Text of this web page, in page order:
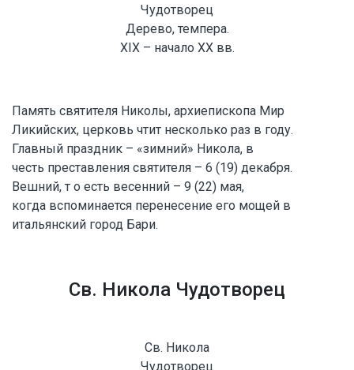
Чудотворец
Дерево, темпера.
XIX – начало XX вв.
Память святителя Николы, архиепископа Мир
Ликийских, церковь чтит несколько раз в году.
Главный праздник – «зимний» Никола, в
честь преставления святителя – 6 (19) декабря.
Вешний, т о есть весенний – 9 (22) мая,
когда вспоминается перенесение его мощей в
итальянский город Бари.
Св. Никола Чудотворец
Св. Никола
Чудотворец